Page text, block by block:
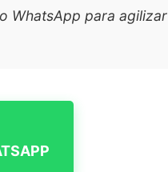
WhatsApp para agilizar